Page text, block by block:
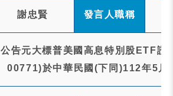
謝忠賢 發言人職稱
公告元大標普美國高息特別股ETF證
00771)於中華民國(下同)112年5月